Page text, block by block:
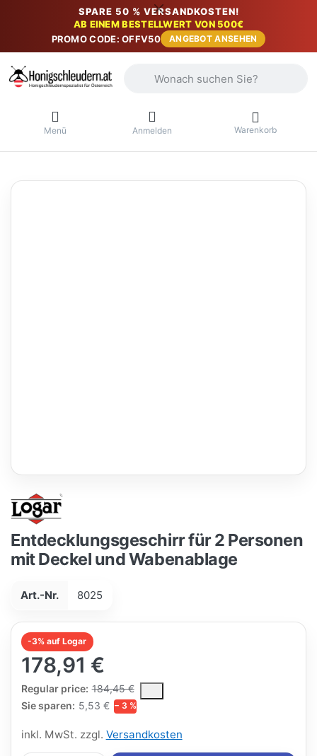
SPARE 50 % VERSANDKOSTEN!
AB EINEM BESTELLWERT VON 500€
PROMO CODE: OFFV50
ANGEBOT ANSEHEN
Menü Anmelden Warenkorb
Entdecklungsgeschirr für 2 Personen
mit Deckel und Wabenablage
Art.-Nr. 8025
-3% auf Logar
178,91 €
Regular price: 184,45 €
The Regular Price is the median selling price paid by
Sie sparen: 5,53 € − 3 %
inkl. MwSt. zzgl. Versandkosten